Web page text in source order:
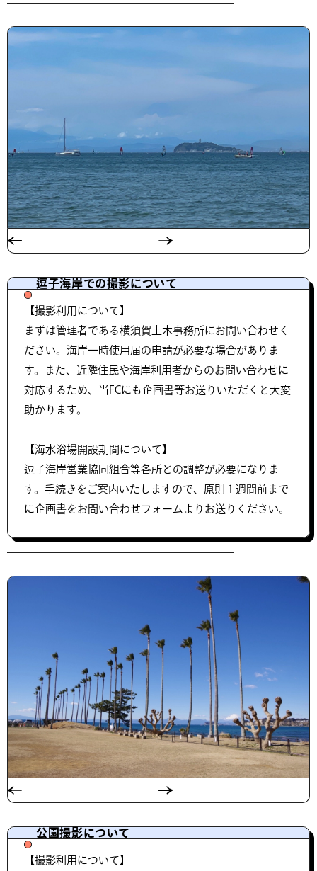
逗子海岸での撮影について
【撮影利用について】
まずは管理者である横須賀土木事務所にお問い合わせく
ださい。海岸一時使用届の申請が必要な場合がありま
す。また、近隣住民や海岸利用者からのお問い合わせに
対応するため、当FCにも企画書等お送りいただくと大変
助かります。
【海水浴場開設期間について】
逗子海岸営業協同組合等各所との調整が必要になりま
す。手続きをご案内いたしますので、原則１週間前まで
に企画書をお問い合わせフォームよりお送りください。
公園撮影について
【撮影利用について】